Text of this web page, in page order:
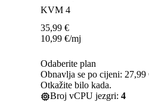
KVM 4
35,99 €
10,99 €/mj
Odaberite plan
Obnavlja se po cijeni: 27,99
Otkažite bilo kada.
Broj vCPU jezgri: 4